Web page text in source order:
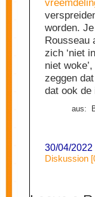
worden.
Rousseau
zich ‘niet
niet
zeggen
dat ook de
aus:
30/04/2022
Diskussion